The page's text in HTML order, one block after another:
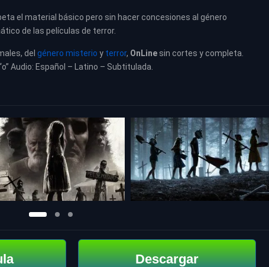
el material básico pero sin hacer concesiones al género
de las películas de terror.
del género misterio y terror, OnLine sin cortes y completa.
Audio: Español – Latino – Subtitulada.
Descargar